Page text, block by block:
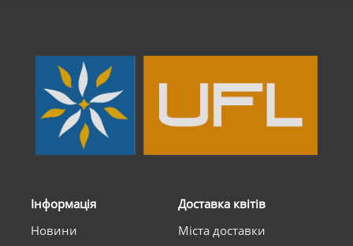
Інформація
Новини
Доставка квітів
Міста доставки